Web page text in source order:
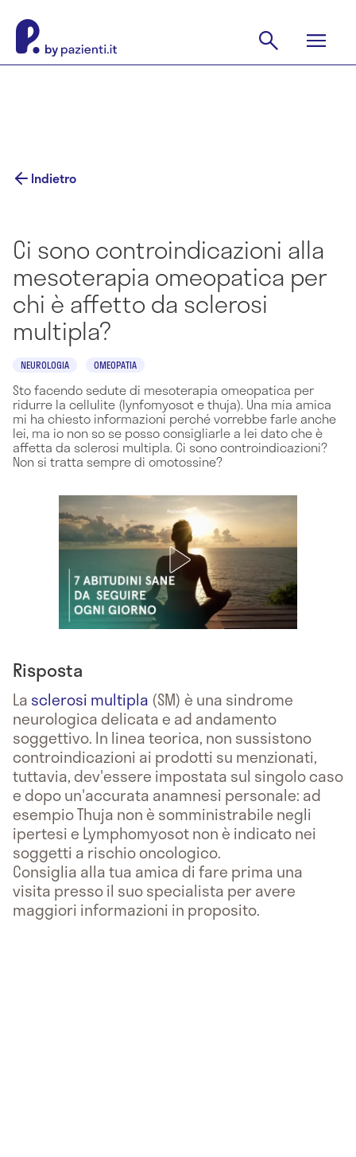
Indietro
Ci sono controindicazioni alla
mesoterapia omeopatica per
chi è affetto da sclerosi
multipla?
NEUROLOGIA OMEOPATIA
Sto facendo sedute di mesoterapia omeopatica per
ridurre la cellulite (lynfomyosot e thuja). Una mia amica
mi ha chiesto informazioni perché vorrebbe farle anche
lei, ma io non so se posso consigliarle a lei dato che è
affetta da sclerosi multipla. Ci sono controindicazioni?
Non si tratta sempre di omotossine?
Risposta
La sclerosi multipla (SM) è una sindrome
neurologica delicata e ad andamento
soggettivo. In linea teorica, non sussistono
controindicazioni ai prodotti su menzionati,
tuttavia, dev'essere impostata sul singolo caso
e dopo un'accurata anamnesi personale: ad
esempio Thuja non è somministrabile negli
ipertesi e Lymphomyosot non è indicato nei
soggetti a rischio oncologico.
Consiglia alla tua amica di fare prima una
visita presso il suo specialista per avere
maggiori informazioni in proposito.